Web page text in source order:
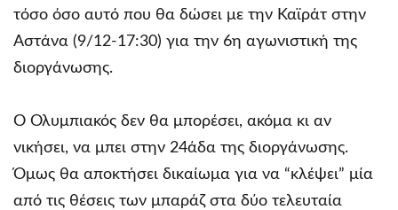
τόσο όσο αυτό που θα δώσει με την Καϊράτ στην
Αστάνα (9/12-17:30) για την 6η αγωνιστική της
διοργάνωσης.
Ο Ολυμπιακός δεν θα μπορέσει, ακόμα κι αν
νικήσει, να μπει στην 24άδα της διοργάνωσης.
Όμως θα αποκτήσει δικαίωμα για να “κλέψει” μία
από τις θέσεις των μπαράζ στα δύο τελευταία